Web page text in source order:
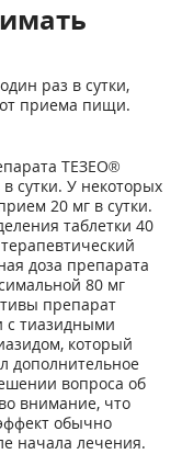
раз в сутки,
приема пищи.
ТЕЗЕО®
сутки. У некоторых
20 мг в сутки.
таблетки 40
доза препарата
80 мг
препарат
с тиазидными
который
дополнительное
вопроса об
внимание, что
обычно
начала лечения.